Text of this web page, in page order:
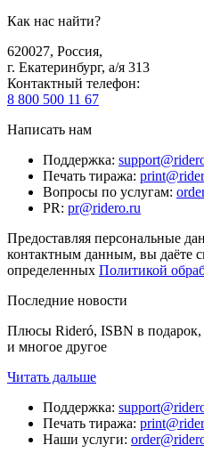
Как нас найти?
620027, Россия,
г. Екатеринбург, а/я 313
Контактный телефон:
8 800 500 11 67
Написать нам
Поддержка:
Печать тиража:
Вопросы по услугам:
PR: pr@ridero.ru
Предоставляя персональные
контактным данным, вы даёте
определенных Политикой
Последние новости
Плюсы Rideró, ISBN в подарок,
и многое другое
Читать дальше
Поддержка:
Печать тиража:
Наши услуги: